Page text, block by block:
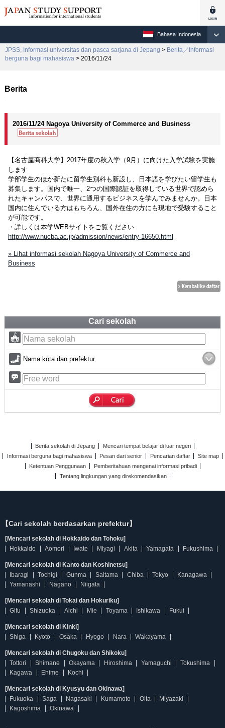
Bahasa Indonesia
JPSS, Informasi universitas dan pasca sarjana di Jepang > Berita／Informasi
berguna bagi mahasiswa > 2016/11/24
Berita
2016/11/24 Nagoya University of Commerce and Business
【名古屋商科大学】2017年度の秋入学（9月）に向けた入学試験を実施
します
学部学生のほか新たに留学生別科も新設し、日本語を学びたい留学生も
募集します。国内で唯一、2つの国際認証を取得している世界で認めら
れたキャンパスで、世界に通用するビジネスを学んでみませんか。日本
国内に住んでいる方はもちろん、国外在住の方にも現地で受験すること
が可能です。
・詳しくは本学WEBサイトをご覧ください
http://www.nucba.ac.jp/admission/news/entry-16650.html
» Lihat informasi sekolah Nagoya University of Commerce and
Business
Cari sekolah
Nama kota dan prefektur
Berita sekolah di Jepang
Mencari tempat belajar di luar negeri
Informasi berguna bagi mahasiswa
Pesan dari senior Pencarian daftar
Site map
Ketentuan Penggunaan
Pemberitahuan mengenai informasi pribadi
Tentang lingkungan yang direkomendasikan
【Cari sekolah berdasarkan prefektur】
[Mencari sekolah di Hokkaido dan Tohoku]
Hokkaido
Aomori Iwate Miyagi Akita Yamagata Fukushima
[Mencari sekolah di Kanto dan Koshinetsu]
Ibaragi
Tochigi Gunma Saitama Chiba Tokyo
Kanagawa
Yamanashi
Nagano Niigata
[Mencari sekolah di Tokai dan Hokuriku]
Gifu
Shizuoka Aichi Mie Toyama Ishikawa Fukui
[Mencari sekolah di Kinki]
Shiga
Kyoto Osaka Hyogo Nara Wakayama
[Mencari sekolah di Chugoku dan Shikoku]
Tottori
Shimane Okayama Hiroshima Yamaguchi
Tokushima
Kagawa
Ehime Kochi
[Mencari sekolah di Kyusyu dan Okinawa]
Fukuoka
Saga Nagasaki Kumamoto Oita
Miyazaki
Kagoshima
Okinawa